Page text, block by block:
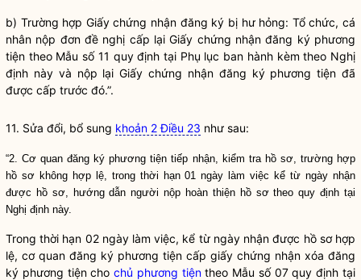
b) Trường hợp Giấy chứng nhận đăng ký bị hư hỏng: Tổ chức, cá
nhân nộp đơn đề nghị cấp lại Giấy chứng nhận đăng ký phương
tiện theo Mẫu số 11 quy định tại Phụ lục ban hành kèm theo Nghị
định này và nộp lại Giấy chứng nhận đăng ký phương tiện đã
được cấp trước đó.”.
11. Sửa đổi, bổ sung khoản 2 Điều 23 như sau:
“2. Cơ quan đăng ký phương tiện tiếp nhận, kiểm tra hồ sơ, trường hợp
hồ sơ không hợp lệ, trong thời hạn 01 ngày làm việc kể từ ngày nhận
được hồ sơ, hướng dẫn người nộp hoàn thiện hồ sơ theo quy định tại
Nghị định này.
Trong thời hạn 02 ngày làm việc, kể từ ngày nhận được hồ sơ hợp
lệ, cơ quan đăng ký phương tiện cấp giấy chứng nhận xóa đăng
ký phương tiện chochủ phương tiệntheo Mẫu số 07 quy định tại